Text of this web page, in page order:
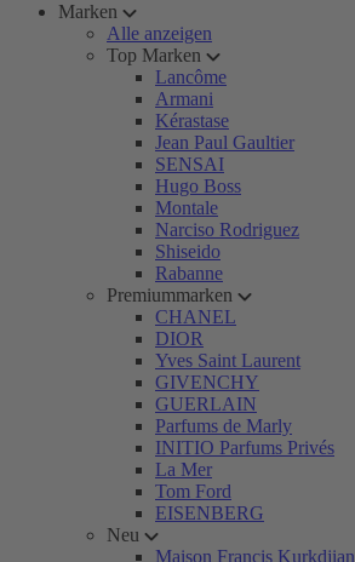
Marken
Alle anzeigen
Top Marken
Lancôme
Armani
Kérastase
Jean Paul Gaultier
SENSAI
Hugo Boss
Montale
Narciso Rodriguez
Shiseido
Rabanne
Premiummarken
CHANEL
DIOR
Yves Saint Laurent
GIVENCHY
GUERLAIN
Parfums de Marly
INITIO Parfums Privés
La Mer
Tom Ford
EISENBERG
Neu
Maison Francis Kurkdjian